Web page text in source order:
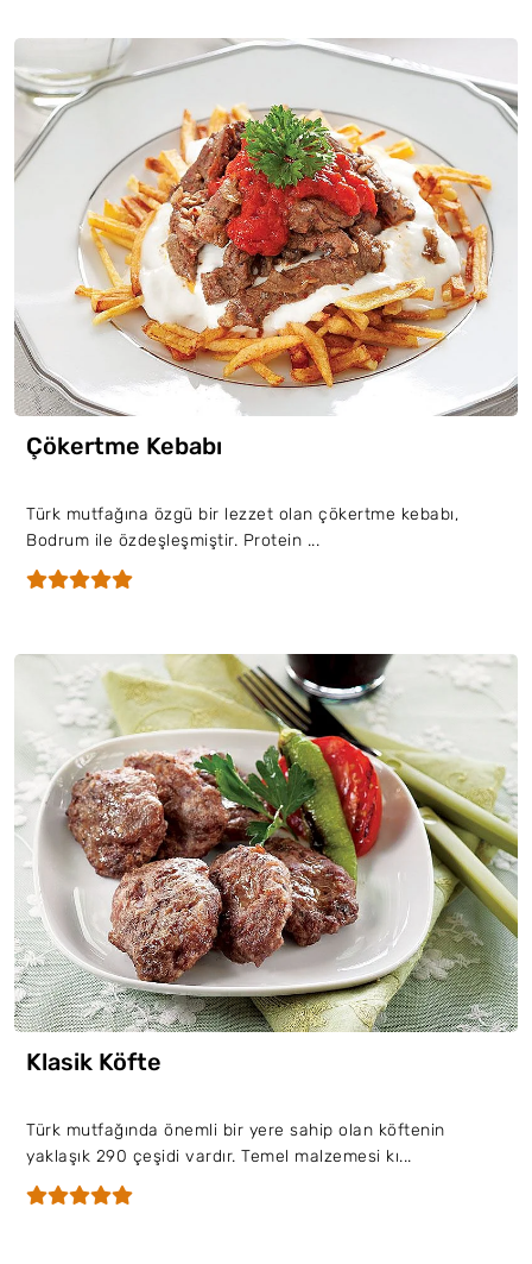
Çökertme Kebabı
Türk mutfağına özgü bir lezzet olan çökertme kebabı,
Bodrum ile özdeşleşmiştir. Protein ...
Klasik Köfte
Türk mutfağında önemli bir yere sahip olan köftenin
yaklaşık 290 çeşidi vardır. Temel malzemesi kı...